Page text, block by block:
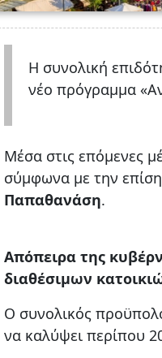
Η συνολική
νέο πρόγραμμα
Μέσα στις επόμενες
σύμφωνα με την
Παπαθανάση.
Απόπειρα της
διαθέσιμων
Ο συνολικός
να καλύψει περίπου